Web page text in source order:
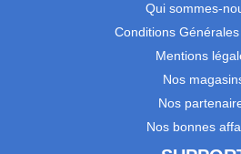
Qui sommes-
Conditions
Mentions
Nos
Nos
Nos bonnes